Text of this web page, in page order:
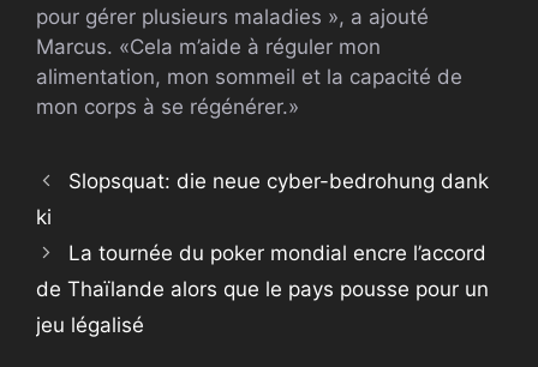
pour gérer plusieurs maladies », a ajouté
Marcus. «Cela m’aide à réguler mon
alimentation, mon sommeil et la capacité de
mon corps à se régénérer.»
Slopsquat: die neue cyber-bedrohung dank
ki
La tournée du poker mondial encre l’accord
de Thaïlande alors que le pays pousse pour un
jeu légalisé